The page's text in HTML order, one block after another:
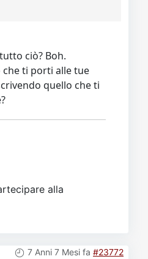
ciò? Boh.
che ti porti alle tue
quello che ti
alla
7 Anni 7 Mesi fa #23772